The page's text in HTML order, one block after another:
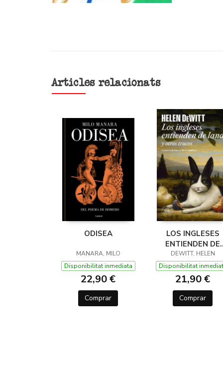
Articles relacionats
ODISEA
MANARA, MILO
Disponibilitat inmediata
22,90 €
Comprar
LOS INGLESES
ENTIENDEN DE
LANA (Y OTROS
TRUCOS)
DEWITT, HELEN
Disponibilitat
21,90 €
Comprar